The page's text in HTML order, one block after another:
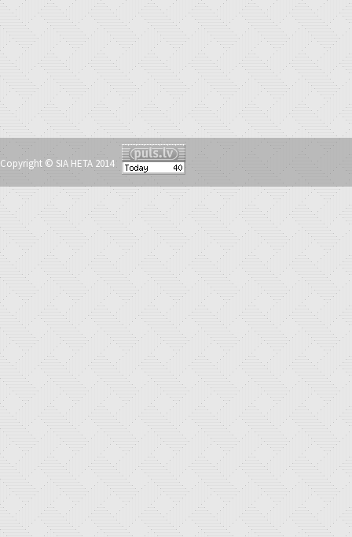
Copyright © SIA HETA 2014